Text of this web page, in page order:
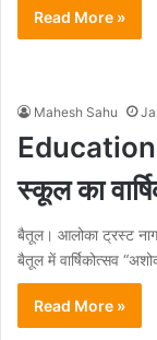
Read More »
Mahesh Sahu
स्कूल का
बैतूल। आलोका ट्रस्ट
बैतूल में वार्षिकोत्सव
Read More »